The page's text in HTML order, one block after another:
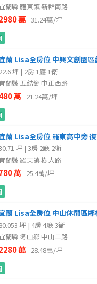
2樓
11~20樓
5房以上
蘭縣 羅東鎮 新群南路
萬 31.24萬/坪
蘭 Lisa全房位 中興文創園
坪 | 2房 1廳 1衛
蘭縣 五結鄉 中正西路
萬 21.24萬/坪
蘭 Lisa全房位 羅東高中旁
坪 | 3房 2廳 2衛
蘭縣 羅東鎮 樹人路
萬 25.4萬/坪
坪 | 4房 4廳 3衛
蘭縣 冬山鄉 中山二路
萬 28.48萬/坪